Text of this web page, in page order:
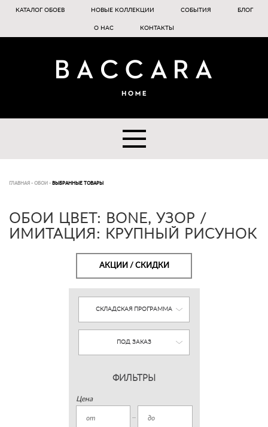
КАТАЛОГ ОБОЕВ НОВЫЕ КОЛЛЕКЦИИ СОБЫТИЯ БЛОГ
О НАС КОНТАКТЫ
ГЛАВНАЯ - ОБОИ - ВЫБРАННЫЕ ТОВАРЫ
ОБОИ ЦВЕТ: BONE, УЗОР /
ИМИТАЦИЯ: КРУПНЫЙ РИСУНОК
АКЦИИ / СКИДКИ
СКЛАДСКАЯ ПРОГРАММА
ПОД ЗАКАЗ
ФИЛЬТРЫ
Цена